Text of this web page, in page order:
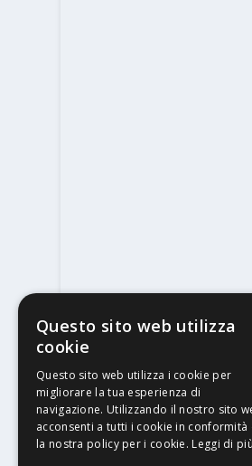
Questo sito web utilizza
cookie
Questo sito web utilizza i cookie per
migliorare la tua esperienza di
navigazione. Utilizzando il nostro sito
acconsenti a tutti i cookie in conformità
la nostra policy per i cookie. Leggi di più